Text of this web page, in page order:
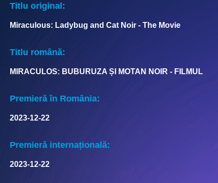
Titlu original:
Miraculous: Ladybug and Cat Noir - The Movie
Titlu română:
MIRACULOS: BUBURUZA ȘI MOTAN NOIR - FILMUL
Premieră în România:
2023-12-22
Premieră internațională:
2023-12-22